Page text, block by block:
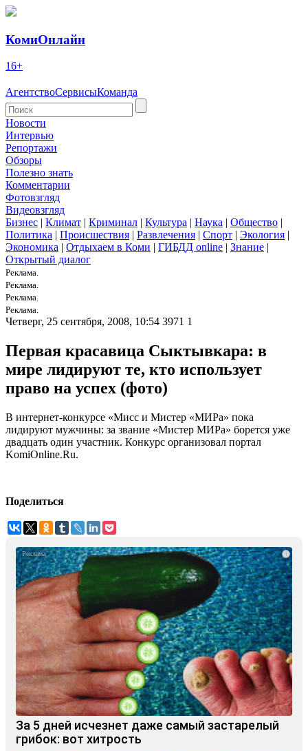
КомиОнлайн
16+
АгентствоСервисыКоманда
Новости
Интервью
Репортажи
Обзоры
Полезно знать
Комментарии
Фотовзгляд
Видеовзгляд
Бизнес | Климат | Криминал | Культура | Наука | Общество |
Политика | Происшествия | Развлечения | Спорт | Экология |
Экономика | Отдыхаем в Коми | ГИБДД online | Знание |
Открытый диалог
Реклама.
Реклама.
Реклама.
Реклама.
Четверг, 25 сентября, 2008, 10:54 3971 1
Первая красавица Сыктывкара: в
мире лидируют те, кто использует
право на успех (фото)
В интернет-конкурсе «Мисс и Мистер «МИРа» пока
лидируют мужчины: за звание «Мистер МИРа» борется уже
двадцать один участник. Конкурс организовал портал
KomiOnline.Ru.
Поделиться
i
За 5 дней исчезнет даже самый застарелый
грибок: вот хитрость